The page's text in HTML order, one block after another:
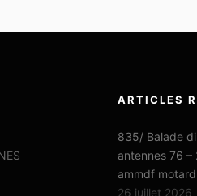
ARTICLES
835/ Balade
antennes 76 –
ammdf
26 juillet 2026